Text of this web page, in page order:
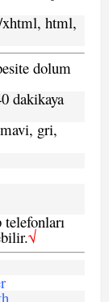
xhtml, html,
dolum
dakikaya
gri,
telefonları
√